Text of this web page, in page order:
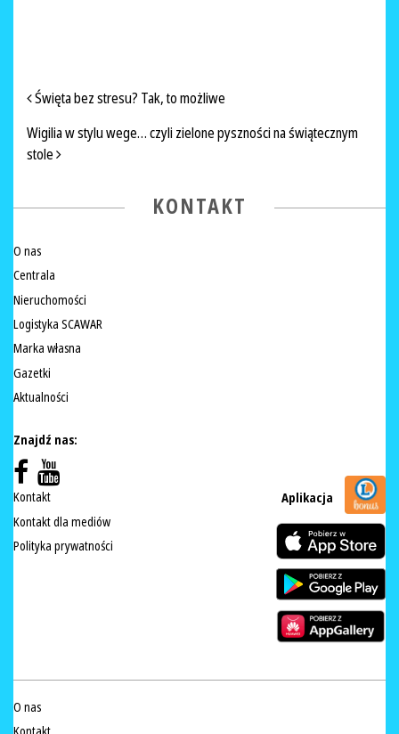
NAWIGACJA PO ARTYKUŁACH
Święta bez stresu? Tak, to możliwe
Wigilia w stylu wege… czyli zielone pyszności na świątecznym
stole
KONTAKT
O nas
Centrala
Nieruchomości
Logistyka SCAWAR
Marka własna
Gazetki
Aktualności
Znajdź nas:
Kontakt
Kontakt dla mediów
Polityka prywatności
Aplikacja
O nas